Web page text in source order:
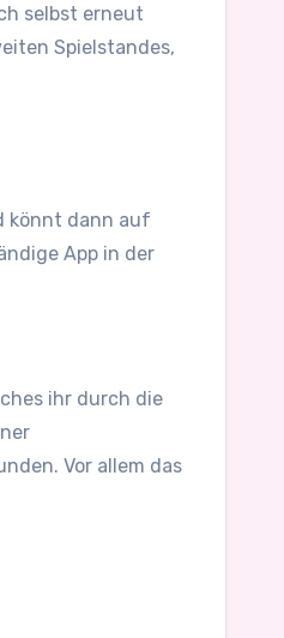
selbst erneut
Spielstandes,
könnt dann auf
App in der
ihr durch die
Vor allem das